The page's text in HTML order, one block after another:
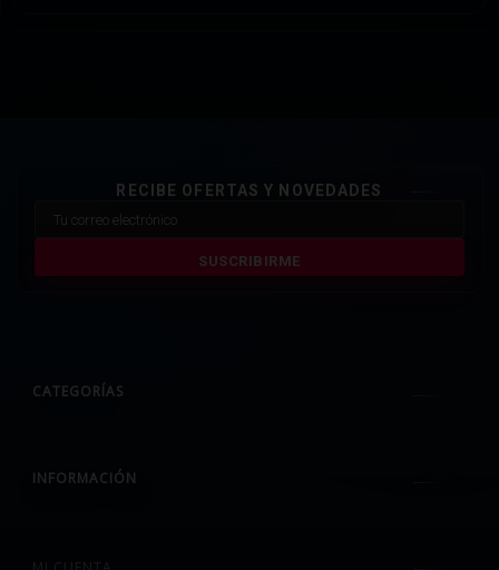
RECIBE OFERTAS Y NOVEDADES
SUSCRIBIRME
CATEGORÍAS
INFORMACIÓN